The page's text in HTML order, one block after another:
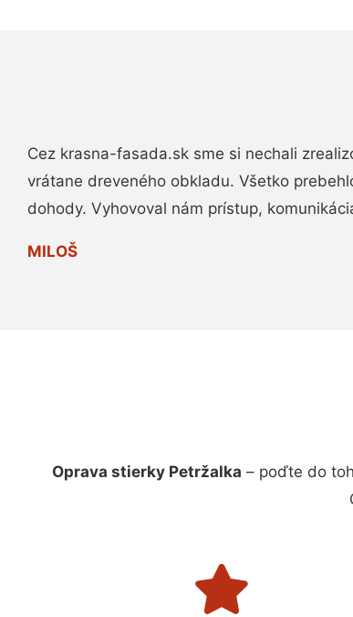
Cez krasna-fasada.sk sme si nechali
vrátane dreveného obkladu. Všetko
dohody. Vyhovoval nám prístup,
MILOŠ
Oprava stierky Petržalka – poďte do